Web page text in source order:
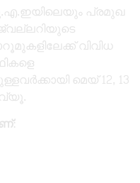
പ്രമുഖ
വിവിധ
മെയ് 12, 13
: